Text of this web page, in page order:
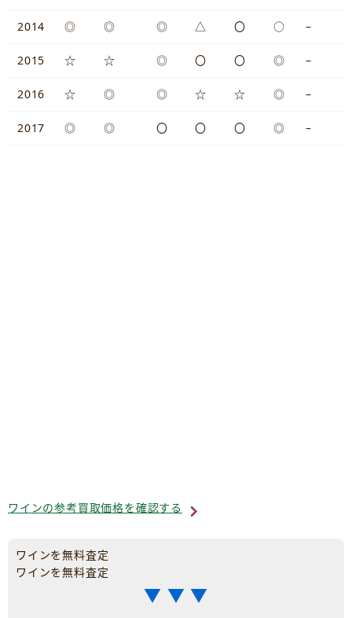
2014 ◎ ◎ ◎ △ 〇 ○ –
2015 ☆ ☆ ◎ 〇 〇 ◎ –
2016 ☆ ◎ ◎ ☆ ☆ ◎ –
2017 ◎ ◎ 〇 〇 〇 ◎ –
ワインの参考買取価格を確認する
ワインを無料査定
ワインを無料査定
▼ ▼ ▼